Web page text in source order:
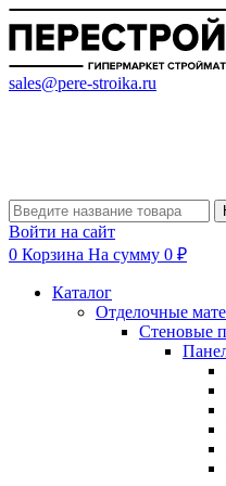
sales@pere-stroika.ru
Войти на сайт
0 Корзина На сумму 0 ₽
Каталог
Отделочные
Стеновые